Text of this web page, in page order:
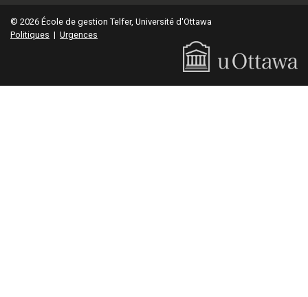
© 2026 École de gestion Telfer, Université d'Ottawa
Politiques | Urgences